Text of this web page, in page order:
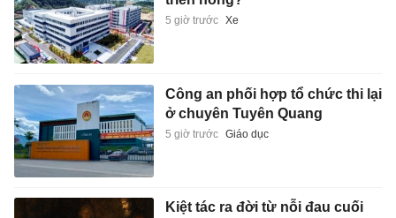
5 giờ trước Xe
Công an phối hợp tổ chức thi lại
ở chuyên Tuyên Quang
5 giờ trước Giáo dục
Kiệt tác ra đời từ nỗi đau cuối